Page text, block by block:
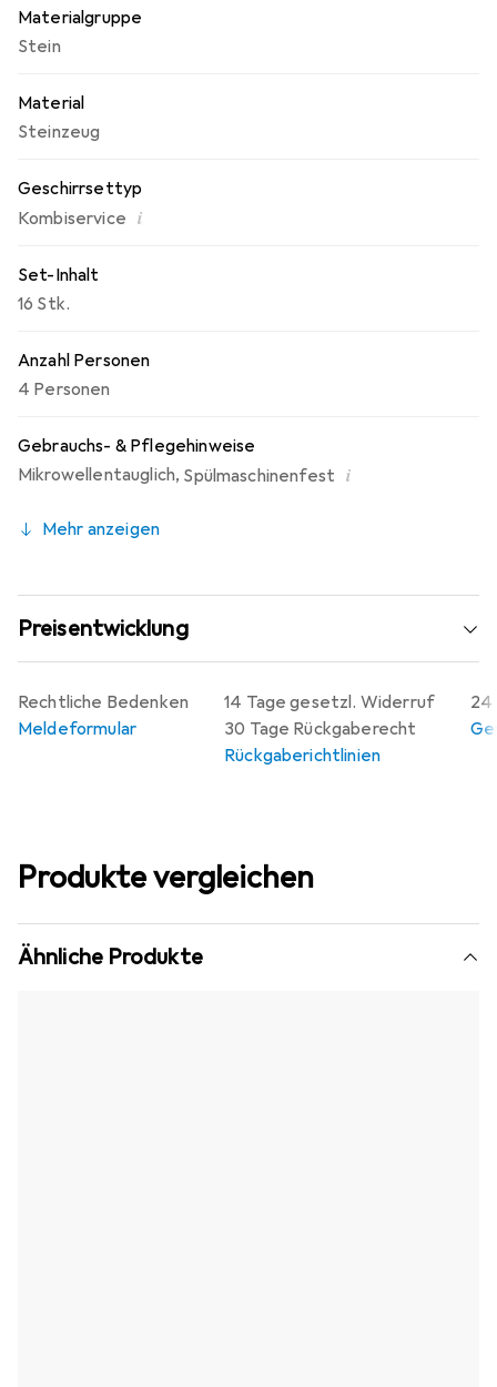
Materialgruppe
Stein
Material
Steinzeug
Geschirrsettyp
Kombiservice i
Set-Inhalt
16 Stk.
Anzahl Personen
4 Personen
Gebrauchs- & Pflegehinweise
Mikrowellentauglich, Spülmaschinenfest i
Mehr anzeigen
Preisentwicklung
14 Tage gesetzl. Widerruf
30 Tage Rückgaberecht
Rückgaberichtlinien
24
Rechtliche Bedenken
Meldeformular
Produkte vergleichen
Ähnliche Produkte